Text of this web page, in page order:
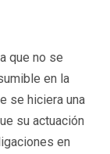
que no se
en la
se hiciera una
su actuación
en